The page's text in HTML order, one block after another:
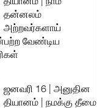
தன்னலம்
அற்றவர்களாய்
வேண்டிய
ஜனவரி 16 | அனுதின
தியானம் | நமக்கு தீமை